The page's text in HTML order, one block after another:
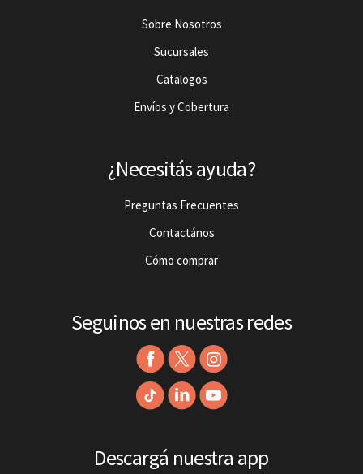
Sobre Nosotros
Sucursales
Catalogos
Envíos y Cobertura
¿Necesitás ayuda?
Preguntas Frecuentes
Contactános
Cómo comprar
Seguinos en nuestras redes
Descargá nuestra app